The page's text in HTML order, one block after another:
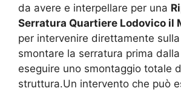
da avere e interpellare per una
Serratura Quartiere Lodovico il
per intervenire direttamente
smontare la serratura prima
eseguire uno smontaggio totale
struttura.Un intervento che può